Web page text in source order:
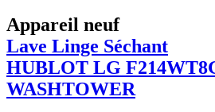
Appareil neuf
Lave Linge Séchant
HUBLOT LG
WASHTOWER